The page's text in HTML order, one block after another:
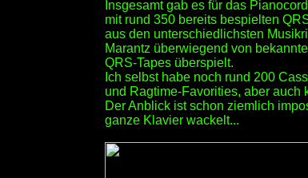
Insgesamt gab es für das
mit rund 350 bereits bespielten
aus den unterschiedlichsten
Marantz überwiegend von
QRS-Tapes überspielt.
Ich selbst habe noch rund 200
und Ragtime-Favorities, aber auch
Der Anblick ist schon ziemlich
ganze Klavier wackelt...